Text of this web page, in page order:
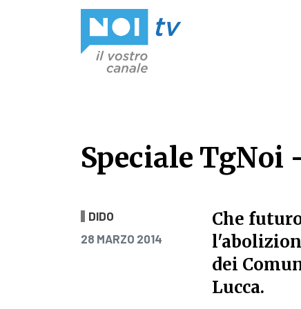
Speciale TgNoi
Speciale TgNoi
DIDO
PUBBLICATO IL
28 MARZO 2014
Che
dei
Lucca.